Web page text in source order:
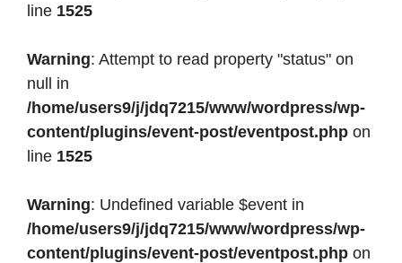
line 1525
Warning: Attempt to read property "status" on
null in
/home/users9/j/jdq7215/www/wordpress/wp-
content/plugins/event-post/eventpost.php on
line 1525
Warning: Undefined variable $event in
/home/users9/j/jdq7215/www/wordpress/wp-
content/plugins/event-post/eventpost.php on